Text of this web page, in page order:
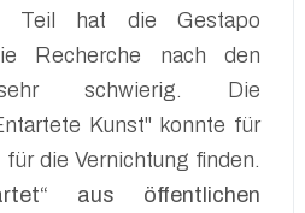
Teil hat die Gestapo
Recherche nach den
schwierig. Die
Kunst" konnte für
die Vernichtung finden.
aus öffentlichen